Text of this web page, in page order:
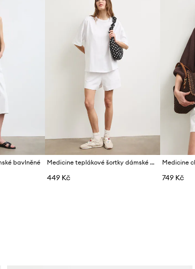
bavlněné Medicine teplákové šortky dámské bavlněné
449 Kč 749 Kč